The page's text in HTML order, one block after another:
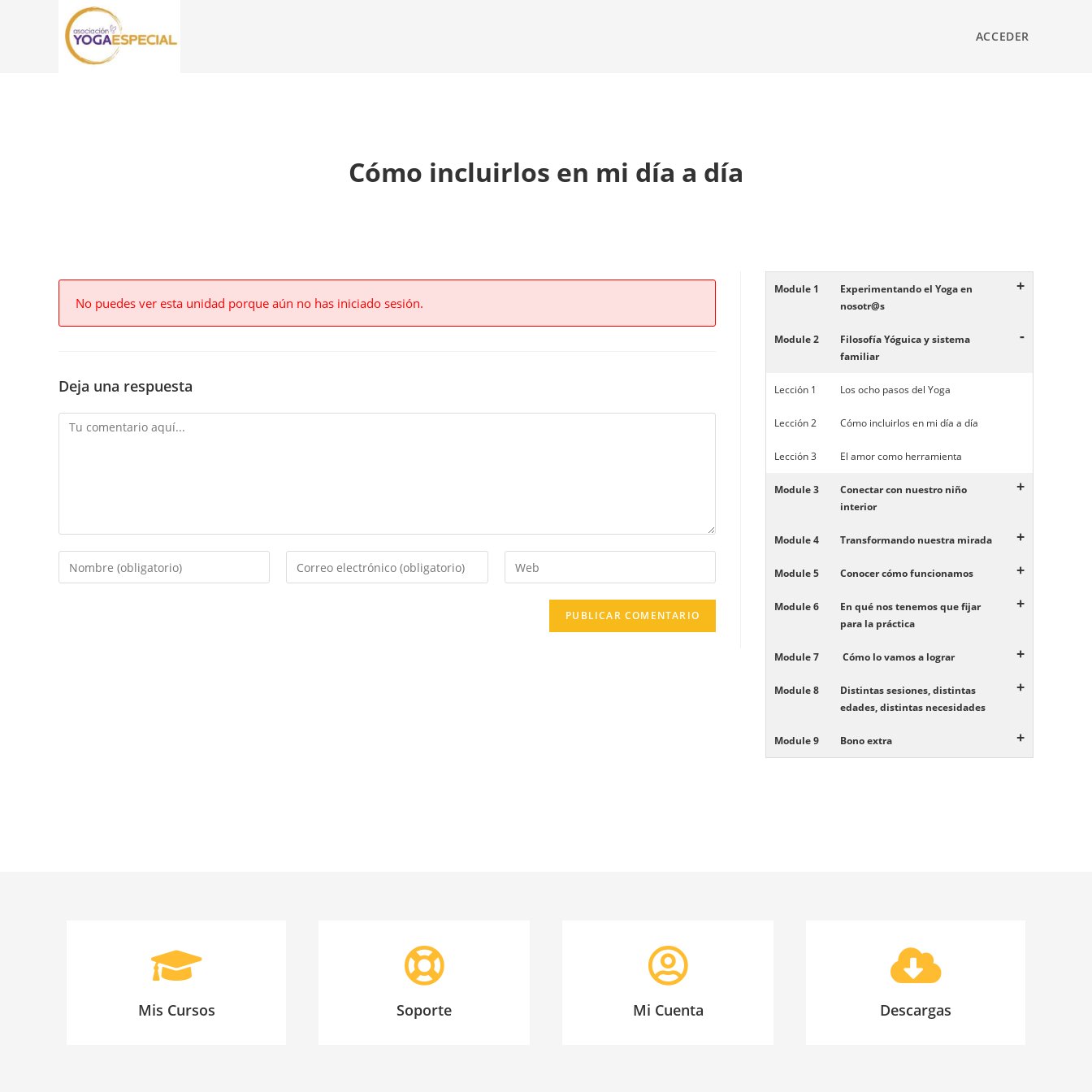
ACCEDER
Cómo incluirlos en mi día a día
No puedes ver esta unidad porque aún no has iniciado sesión.
Deja una respuesta
Module 1
Experimentando el Yoga en
nosotr@s
+
Module 2
Filosofía Yóguica y sistema
familiar
-
Lección 1 Los ocho pasos del Yoga
Lección 2 Cómo incluirlos en mi día a día
Lección 3 El amor como herramienta
Module 3
Conectar con nuestro niño
interior
+
Module 4 Transformando nuestra mirada +
Module 5 Conocer cómo funcionamos +
Module 6
En qué nos tenemos que fijar
para la práctica
+
Module 7 Cómo lo vamos a lograr +
Module 8
Distintas sesiones, distintas
edades, distintas necesidades
+
Module 9 Bono extra +
Mis Cursos Soporte Mi Cuenta Descargas